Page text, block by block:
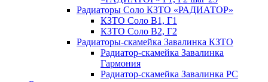
Радиаторы Соло КЗТО «РАДИАТОР»
КЗТО Соло В1, Г1
КЗТО Соло В2, Г2
Радиаторы-скамейка Завалинка КЗТО
Радиатор-скамейка Завалинка
Гармония
Радиатор-скамейка Завалинка РС